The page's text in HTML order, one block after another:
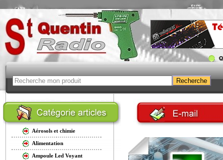
Aérosols et chimie
Alimentation
Ampoule Led Voyant